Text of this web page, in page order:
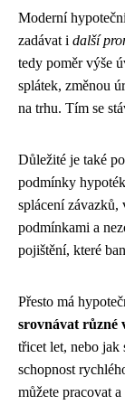
Moderní
zadávat i další
tedy poměr výše
splátek, změnou
na trhu. Tím se
Důležité je také
podmínky
splácení
podmínkami a
pojištění, které
Přesto má
srovnávat různé
třicet let, nebo jak
schopnost
můžete pracovat